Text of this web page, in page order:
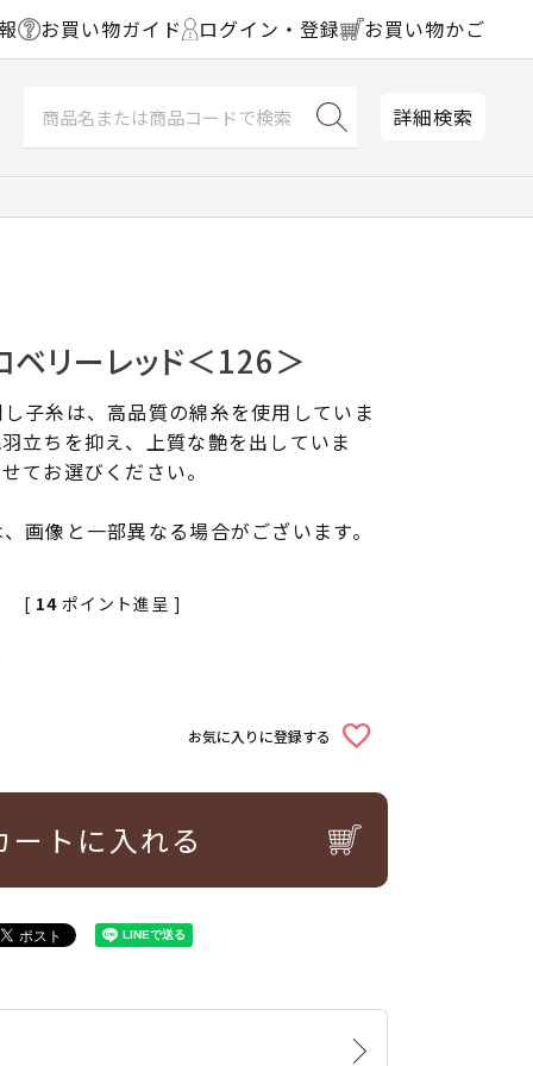
お買い物ガイド ログイン・登録 お買い物かご
詳細検索
ベリーレッド＜126＞
子糸は、高品質の綿糸を使用していま
立ちを抑え、上質な艶を出していま
てお選びください。
画像と一部異なる場合がございます。
[ 14 ポイント進呈 ]
お気に入りに登録する
ートに入れる